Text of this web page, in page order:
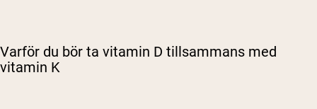
Varför du bör ta vitamin D tillsammans med
vitamin K